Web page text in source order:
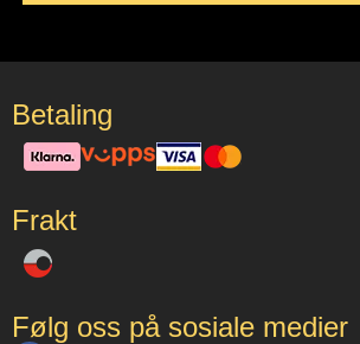
Betaling
Frakt
Følg oss på sosiale medier